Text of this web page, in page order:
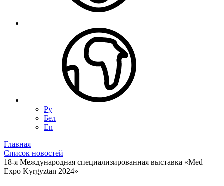
Ру
Бел
En
Главная
Список новостей
18-я Международная специализированная выставка «Med
Expo Kyrgyztan 2024»